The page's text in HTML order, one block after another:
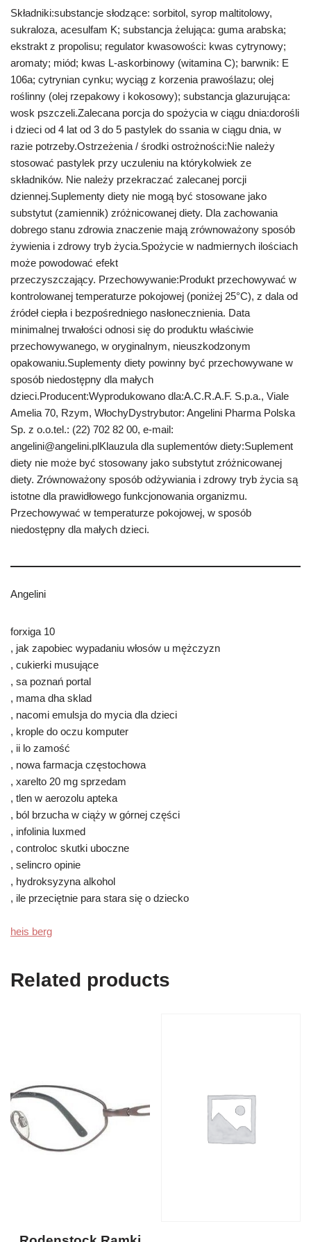
Składniki:substancje słodzące: sorbitol, syrop maltitolowy,
sukraloza, acesulfam K; substancja żelująca: guma arabska;
ekstrakt z propolisu; regulator kwasowości: kwas cytrynowy;
aromaty; miód; kwas L-askorbinowy (witamina C); barwnik: E
106a; cytrynian cynku; wyciąg z korzenia prawoślazu; olej
roślinny (olej rzepakowy i kokosowy); substancja glazurująca:
wosk pszczeli.Zalecana porcja do spożycia w ciągu dnia:dorośli
i dzieci od 4 lat od 3 do 5 pastylek do ssania w ciągu dnia, w
razie potrzeby.Ostrzeżenia / środki ostrożności:Nie należy
stosować pastylek przy uczuleniu na którykolwiek ze
składników. Nie należy przekraczać zalecanej porcji
dziennej.Suplementy diety nie mogą być stosowane jako
substytut (zamiennik) zróżnicowanej diety. Dla zachowania
dobrego stanu zdrowia znaczenie mają zrównoważony sposób
żywienia i zdrowy tryb życia.Spożycie w nadmiernych ilościach
może powodować efekt
przeczyszczający. Przechowywanie:Produkt przechowywać w
kontrolowanej temperaturze pokojowej (poniżej 25°C), z dala od
źródeł ciepła i bezpośredniego nasłonecznienia. Data
minimalnej trwałości odnosi się do produktu właściwie
przechowywanego, w oryginalnym, nieuszkodzonym
opakowaniu.Suplementy diety powinny być przechowywane w
sposób niedostępny dla małych
dzieci.Producent:Wyprodukowano dla:A.C.R.A.F. S.p.a., Viale
Amelia 70, Rzym, WłochyDystrybutor: Angelini Pharma Polska
Sp. z o.o.tel.: (22) 702 82 00, e-mail:
angelini@angelini.plKlauzula dla suplementów diety:Suplement
diety nie może być stosowany jako substytut zróżnicowanej
diety. Zrównoważony sposób odżywiania i zdrowy tryb życia są
istotne dla prawidłowego funkcjonowania organizmu.
Przechowywać w temperaturze pokojowej, w sposób
niedostępny dla małych dzieci.
Angelini
forxiga 10
, jak zapobiec wypadaniu włosów u mężczyzn
, cukierki musujące
, sa poznań portal
, mama dha sklad
, nacomi emulsja do mycia dla dzieci
, krople do oczu komputer
, ii lo zamość
, nowa farmacja częstochowa
, xarelto 20 mg sprzedam
, tlen w aerozolu apteka
, ból brzucha w ciąży w górnej części
, infolinia luxmed
, controloc skutki uboczne
, selincro opinie
, hydroksyzyna alkohol
, ile przeciętnie para stara się o dziecko
heis berg
Related products